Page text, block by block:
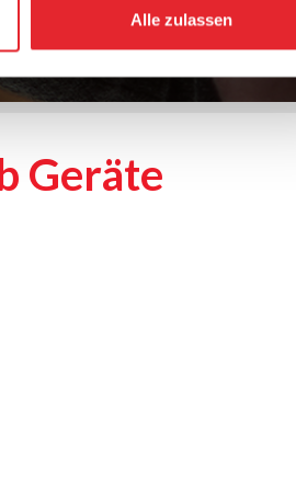
Alle zulassen
Geräte